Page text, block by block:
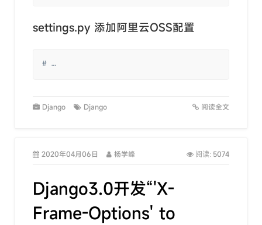
settings.py 添加阿里云OSS配置
# …
Django Django 阅读全文
2020年04月06日 杨学峰 阅读: 5074
Django3.0开发“'X-
Frame-Options' to